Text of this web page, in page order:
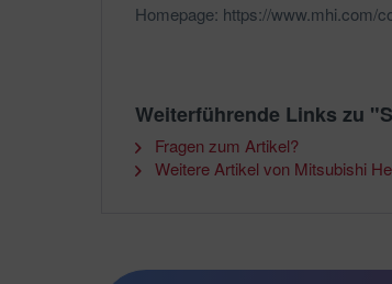
Homepage: https://www.mhi.com/
Weiterführende Links zu
Fragen zum Artikel?
Weitere Artikel von Mitsubishi